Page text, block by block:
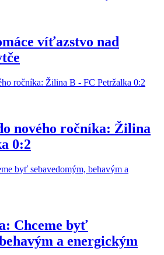
víťazstvo nad
nového ročníka: Žilina
0:2
Chceme byť
a energickým